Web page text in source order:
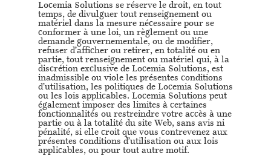
Locemia Solutions se réserve le droit, en tout
temps, de divulguer tout renseignement ou
matériel dans la mesure nécessaire pour se
conformer à une loi, un règlement ou une
demande gouvernementale, ou de modifier,
refuser d’afficher ou retirer, en totalité ou en
partie, tout renseignement ou matériel qui, à la
discrétion exclusive de Locemia Solutions, est
inadmissible ou viole les présentes conditions
d’utilisation, les politiques de Locemia Solutions
ou les lois applicables. Locemia Solutions peut
également imposer des limites à certaines
fonctionnalités ou restreindre votre accès à une
partie ou à la totalité du site Web, sans avis ni
pénalité, si elle croit que vous contrevenez aux
présentes conditions d’utilisation ou aux lois
applicables, ou pour tout autre motif.